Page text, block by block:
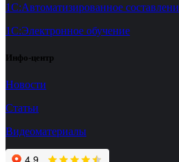
1С:Автоматизированное
1С:Электронное обучение
Инфо-центр
Новости
Статьи
Видеоматериалы